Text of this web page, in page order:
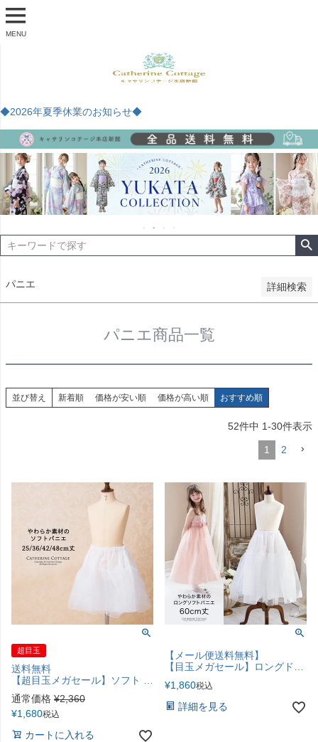
MENU
◆2026年夏季休業のお知らせ◆
パニエ 詳細検索
新着順
登録順
価格が安い順
価格が高い順
優先度順
レビュー順
検索
パニエ商品一覧
並び替え 新着順 価格が安い順 価格が高い順 おすすめ順
52件中 1-30件表示
1 2
超目玉
送料無料
【超目玉メガセール】ソフト パニエ 子供ドレス用インナー ペチコート 25|36|42|48CM丈 TAK キッズ ピアノ発表会 結婚式 フォーマル ドレス用 キャサリンコテージ
通常価格 ¥2,360
¥1,680税込
カートに入れる
【メール便送料無料】
【目玉メガセール】ロングドレスに！ ソフトパニエ 60cmロング丈 YUP12《メール便優先商品》
¥1,860税込
詳細を見る